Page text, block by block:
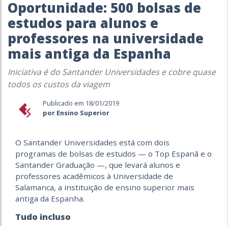
Oportunidade: 500 bolsas de
estudos para alunos e
professores na universidade
mais antiga da Espanha
Iniciativa é do Santander Universidades e cobre quase
todos os custos da viagem
Publicado em 18/01/2019
por Ensino Superior
O Santander Universidades está com dois
programas de bolsas de estudos — o Top Espanã e o
Santander Graduação —, que levará alunos e
professores acadêmicos à Universidade de
Salamanca, a instituição de ensino superior mais
antiga da Espanha.
Tudo incluso